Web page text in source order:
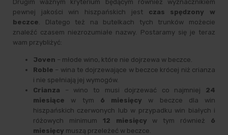
Drugim ważnym kryterium będącym również wyznacznikiem
pewnej jakości win hiszpańskich jest czas spędzony w
beczce . Dlatego też na butelkach tych trunków możecie
znaleźć czasem niezrozumiałe nazwy. Postaramy się je teraz
wam przybliżyć:
Joven – młode wino, które nie dojrzewa w beczce.
Roble – wina te dojrzewające w beczce krócej niż crianza
i nie spełniają jej wymogów.
Crianza – wino to musi dojrzewać co najmniej 24
miesiące w tym 6 miesięcy w beczce dla win
hiszpańskich czerwonych lub w przypadku win białych i
różowych minimum 12 miesięcy w tym również 6
miesięcy muszą przeleżeć w beczce.